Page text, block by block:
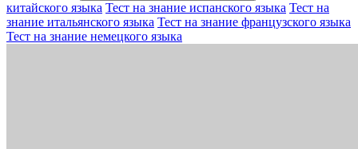
китайского языка Тест на знание испанского языка Тест на
знание итальянского языка Тест на знание французского языка
Тест на знание немецкого языка